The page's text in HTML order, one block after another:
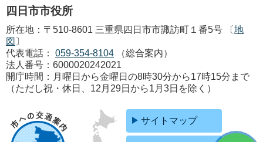
四日市市役所
所在地：〒510-8601 三重県四日市市諏訪町１番5号 〔地
図 〕
代表電話：
059-354-8104
（総合案内）
法人番号：6000020242021
開庁時間：月曜日から金曜日の8時30分から17時15分まで
（ただし祝・休日、12月29日から1月3日を除く）
サイトマップ